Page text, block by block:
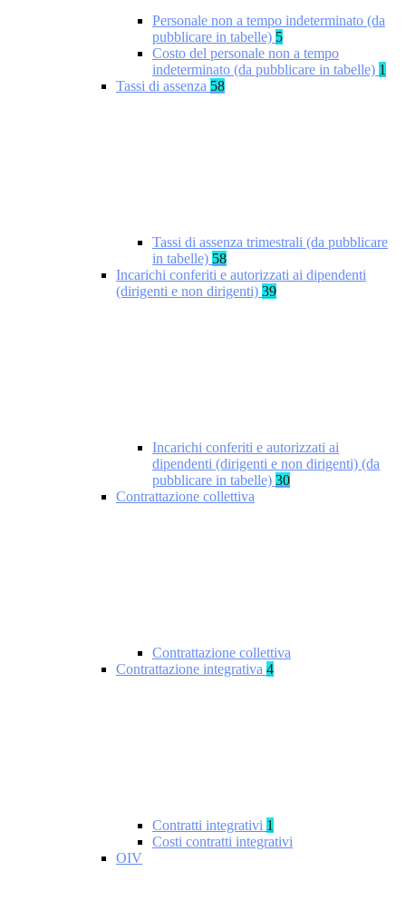
Personale non a tempo indeterminato (da
pubblicare in tabelle) 5
Costo del personale non a tempo
indeterminato (da pubblicare in tabelle) 1
Tassi di assenza 58
Tassi di assenza trimestrali (da pubblicare
in tabelle) 58
Incarichi conferiti e autorizzati ai dipendenti
(dirigenti e non dirigenti) 39
Incarichi conferiti e autorizzati ai
dipendenti (dirigenti e non dirigenti) (da
pubblicare in tabelle) 30
Contrattazione collettiva
Contrattazione collettiva
Contrattazione integrativa 4
Contratti integrativi 1
Costi contratti integrativi
OIV